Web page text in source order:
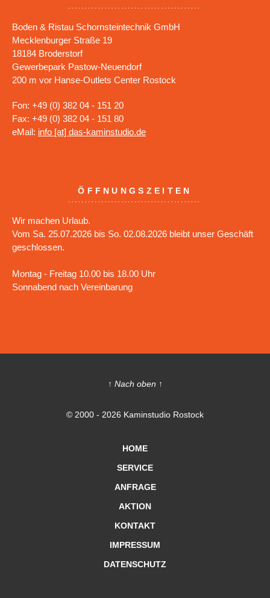
Boden & Ristau Schornsteintechnik GmbH
Mecklenburger Straße 19
18184 Broderstorf
Gewerbepark Pastow-Neuendorf
200 m vor Hanse-Outlets Center Rostock
Fon: +49 (0) 382 04 - 151 20
Fax: +49 (0) 382 04 - 151 80
eMail: info [at] das-kaminstudio.de
ÖFFNUNGSZEITEN
Wir machen Urlaub.
Vom Sa. 25.07.2026 bis So. 02.08.2026 bleibt unser Geschäft
geschlossen.
Montag - Freitag 10.00 bis 18.00 Uhr
Sonnabend nach Vereinbarung
↑ Nach oben ↑
© 2000 - 2026 Kaminstudio Rostock
HOME
SERVICE
ANFRAGE
AKTION
KONTAKT
IMPRESSUM
DATENSCHUTZ